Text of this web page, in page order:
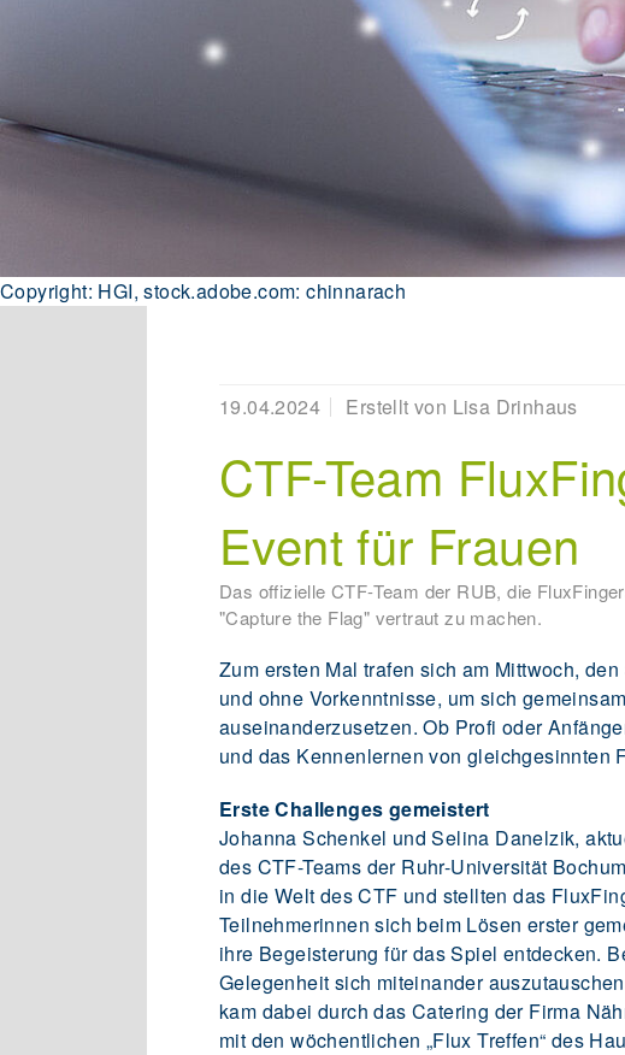
Copyright: HGI, stock.adobe.com: chinnarach
19.04.2024 Erstellt von Lisa Drinhaus
CTF-Team
Event für Frauen
Das offizielle CTF-Team der RUB, die
"Capture the Flag" vertraut zu machen.
Zum ersten Mal trafen sich am Mittwoch,
und ohne Vorkenntnisse, um sich
auseinanderzusetzen. Ob Profi oder
und das Kennenlernen von gleichgesinnten
Erste Challenges gemeistert
Johanna Schenkel und Selina Danelzik,
des CTF-Teams der Ruhr-Universität
in die Welt des CTF und stellten das
Teilnehmerinnen sich beim Lösen erster
ihre Begeisterung für das Spiel entdecken.
Gelegenheit sich miteinander
kam dabei durch das Catering der Firma
mit den wöchentlichen „Flux Treffen“ des